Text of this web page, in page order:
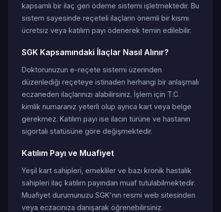
kapsamlı bir ilaç geri ödeme sistemi işletmektedir. Bu
sistem sayesinde reçeteli ilaçların önemli bir kısmı
ücretsiz veya katılım payı ödenerek temin edilebilir.
SGK Kapsamındaki İlaçlar Nasıl Alınır?
Doktorunuzun e-reçete sistemi üzerinden
düzenlediği reçeteye istinaden herhangi bir anlaşmalı
eczaneden ilaçlarınızı alabilirsiniz. İşlem için T.C.
kimlik numaranız yeterli olup ayrıca kart veya belge
gerekmez. Katılım payı ise ilacın türüne ve hastanın
sigortalı statüsüne göre değişmektedir.
Katılım Payı ve Muafiyet
Yeşil kart sahipleri, emekliler ve bazı kronik hastalık
sahipleri ilaç katılım payından muaf tutulabilmektedir.
Muafiyet durumunuzu SGK'nın resmi web sitesinden
veya eczacınıza danışarak öğrenebilirsiniz.